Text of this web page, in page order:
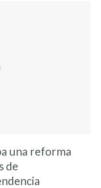
una reforma
de